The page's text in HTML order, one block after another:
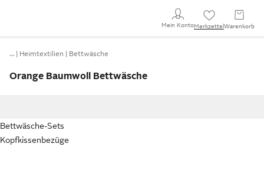
Mein KontoMerkzettel Warenkorb
… Heimtextilien Bettwäsche
Orange Baumwoll Bettwäsche
Bettwäsche-Sets
Kopfkissenbezüge